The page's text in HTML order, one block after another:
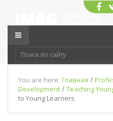
You are here: Главная /
Development / Teaching
to Young Learners